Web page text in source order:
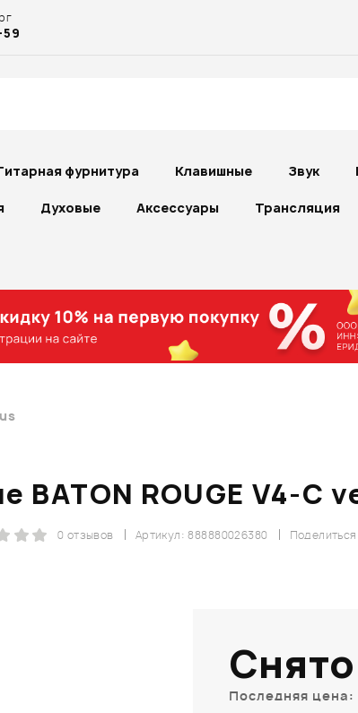
фурнитура Клавишные Звук
Духовые Аксессуары Трансляция
BATON ROUGE V4-C
Поделиться
Артикул: 888880026380
0 отзывов
Последняя цена: